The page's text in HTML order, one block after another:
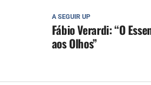
A SEGUIR UP
Fábio Verardi: “O
aos Olhos”